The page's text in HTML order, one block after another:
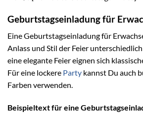
Geburtstagseinladung für
Eine Geburtstagseinladung für
Anlass und Stil der Feier
eine elegante Feier eignen sich
Für eine lockere Party kannst Du auch
Farben verwenden.
Beispieltext für eine